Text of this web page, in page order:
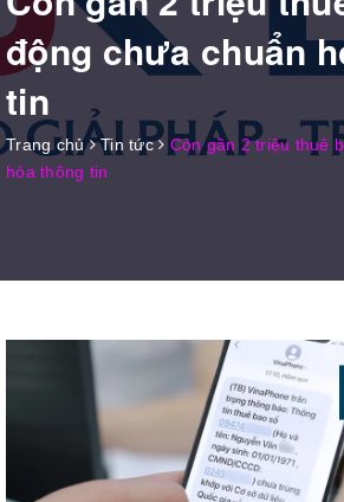
động chưa chuẩn
tin
Trang chủ Tin tức
Còn gần 2 triệu thuê
hóa thông tin